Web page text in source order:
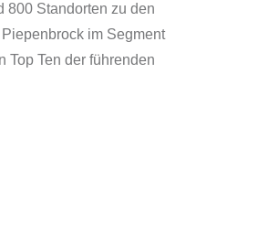
800 Standorten zu den
im Segment
Top Ten der führenden